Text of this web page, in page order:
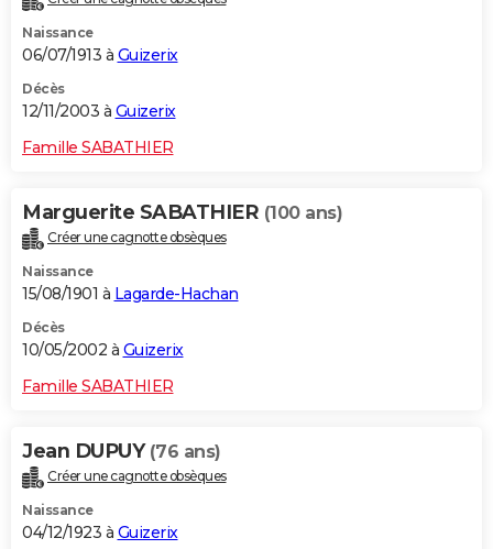
Naissance
06/07/1913 à Guizerix
Décès
12/11/2003 à Guizerix
Famille SABATHIER
Marguerite SABATHIER (100 ans)
Créer une cagnotte obsèques
Naissance
15/08/1901 à Lagarde-Hachan
Décès
10/05/2002 à Guizerix
Famille SABATHIER
Jean DUPUY (76 ans)
Créer une cagnotte obsèques
Naissance
04/12/1923 à Guizerix